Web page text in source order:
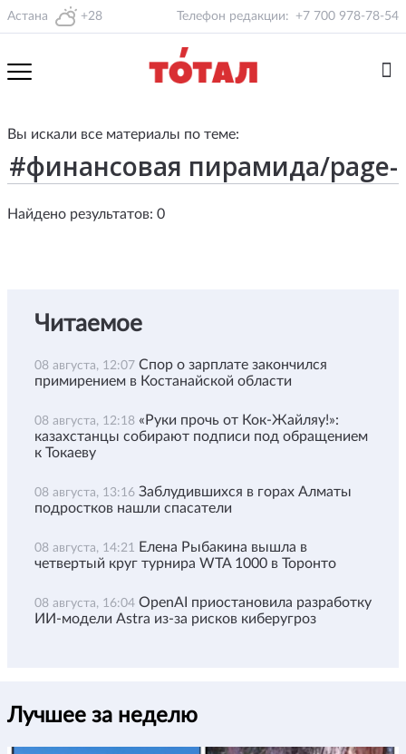
Астана +28 Телефон редакции: +7 700 978-78-54
Вы искали все материалы по теме:
Найдено результатов: 0
Читаемое
08 августа, 12:07 Спор о зарплате закончился
примирением в Костанайской области
08 августа, 12:18 «Руки прочь от Кок-Жайляу!»:
казахстанцы собирают подписи под обращением
к Токаеву
08 августа, 13:16 Заблудившихся в горах Алматы
подростков нашли спасатели
08 августа, 14:21 Елена Рыбакина вышла в
четвертый круг турнира WTA 1000 в Торонто
08 августа, 16:04 OpenAI приостановила разработку
ИИ-модели Astra из-за рисков киберугроз
Лучшее за неделю